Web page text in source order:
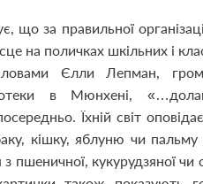
що за правильної
на поличках шкільних і
Єлли Лепман,
в Мюнхені,
Їхній світ
кішку, яблуню чи
пшеничної, кукурудзяної